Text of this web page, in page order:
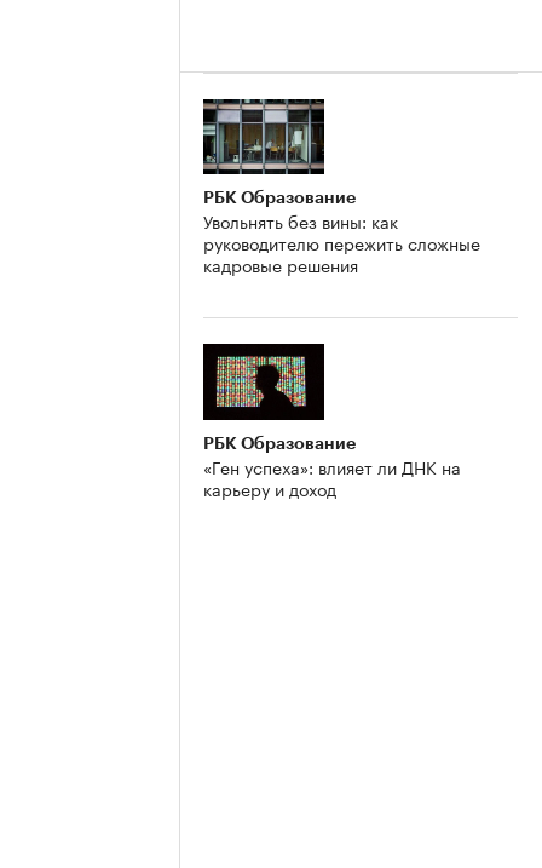
РБК Образование
Увольнять без вины: как
руководителю пережить сложные
кадровые решения
РБК Образование
«Ген успеха»: влияет ли ДНК на
карьеру и доход